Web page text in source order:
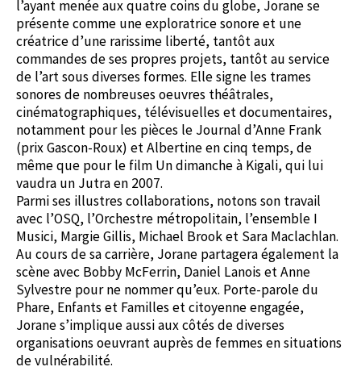
l’ayant menée aux quatre coins du globe, Jorane se
présente comme une exploratrice sonore et une
créatrice d’une rarissime liberté, tantôt aux
commandes de ses propres projets, tantôt au service
de l’art sous diverses formes. Elle signe les trames
sonores de nombreuses oeuvres théâtrales,
cinématographiques, télévisuelles et documentaires,
notamment pour les pièces le Journal d’Anne Frank
(prix Gascon-Roux) et Albertine en cinq temps, de
même que pour le film Un dimanche à Kigali, qui lui
vaudra un Jutra en 2007.
Parmi ses illustres collaborations, notons son travail
avec l’OSQ, l’Orchestre métropolitain, l’ensemble I
Musici, Margie Gillis, Michael Brook et Sara Maclachlan.
Au cours de sa carrière, Jorane partagera également la
scène avec Bobby McFerrin, Daniel Lanois et Anne
Sylvestre pour ne nommer qu’eux. Porte-parole du
Phare, Enfants et Familles et citoyenne engagée,
Jorane s’implique aussi aux côtés de diverses
organisations oeuvrant auprès de femmes en situations
de vulnérabilité.